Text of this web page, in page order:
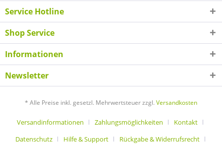
Service Hotline
Shop Service
Informationen
Newsletter
* Alle Preise inkl. gesetzl. Mehrwertsteuer zzgl. Versandkosten
Versandinformationen Zahlungsmöglichkeiten
Kontakt
Datenschutz
Hilfe & Support Rückgabe & Widerrufsrecht